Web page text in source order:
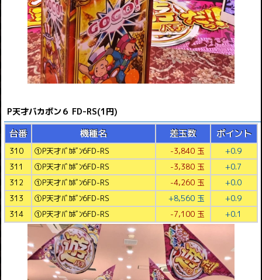
P天才バカボン６ FD-RS(1円)
台番 機種名 差玉数 ポイント
310 ①P天才ﾊﾞｶﾎﾞﾝ6FD-RS -3,840 玉
+0.9
311
①P天才ﾊﾞｶﾎﾞﾝ6FD-RS -3,380 玉
+0.7
312
①P天才ﾊﾞｶﾎﾞﾝ6FD-RS -4,260 玉
+0.0
313
①P天才ﾊﾞｶﾎﾞﾝ6FD-RS +8,560 玉
+0.9
314
①P天才ﾊﾞｶﾎﾞﾝ6FD-RS -7,100 玉 +0.1